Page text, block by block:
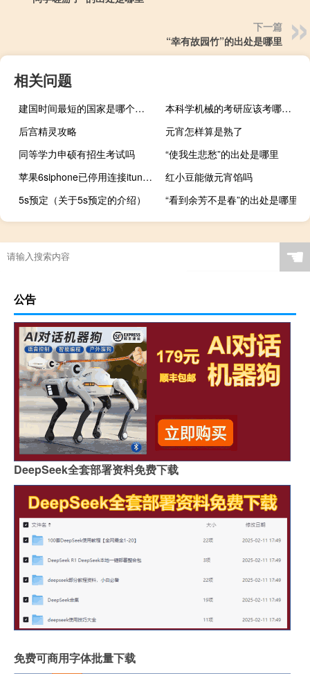
下一篇
“幸有故园竹”的出处是哪里
相关问题
建国时间最短的国家是哪个（建国时间）
本科学机械的考研应该考哪些专业好点
后宫精灵攻略
元宵怎样算是熟了
同等学力申硕有招生考试吗
“使我生悲愁”的出处是哪里
苹果6siphone已停用连接itunes怎么解锁（苹果6s已停用连接itunes怎么办）
红小豆能做元宵馅吗
5s预定（关于5s预定的介绍）
“看到余芳不是春”的出处是哪里
☚
公告
DeepSeek全套部署资料免费下载
免费可商用字体批量下载